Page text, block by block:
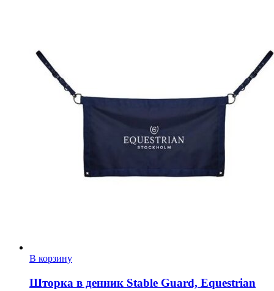
В корзину
Шторка в денник Stable Guard, Equestrian